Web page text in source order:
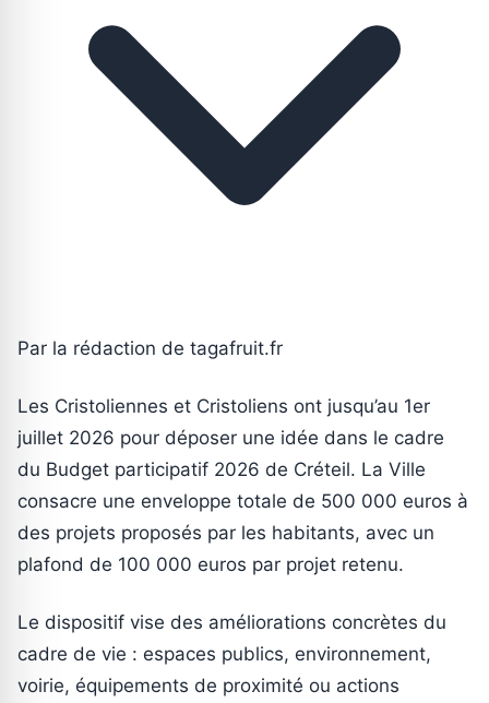
Par la rédaction de tagafruit.fr
Les Cristoliennes et Cristoliens ont jusqu’au 1er
juillet 2026 pour déposer une idée dans le cadre
du Budget participatif 2026 de Créteil. La Ville
consacre une enveloppe totale de 500 000 euros à
des projets proposés par les habitants, avec un
plafond de 100 000 euros par projet retenu.
Le dispositif vise des améliorations concrètes du
cadre de vie : espaces publics, environnement,
voirie, équipements de proximité ou actions